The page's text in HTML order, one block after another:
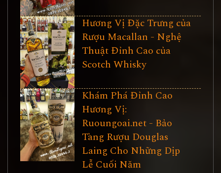
Hương Vị Đặc Trưng của
Rượu Macallan - Nghệ
Thuật Đỉnh Cao của
Scotch Whisky
Khám Phá Đỉnh Cao
Hương Vị:
Ruoungoai.net - Bảo
Tàng Rượu Douglas
Laing Cho Những Dịp
Lễ Cuối Năm